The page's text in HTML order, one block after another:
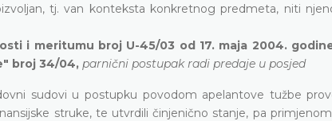
tj. van konteksta konkretnog predmeta, niti
i meritumu broj U-45/03 od 17. maja 2004.
broj 34/04, parnični postupak radi predaje u posjed
sudovi u postupku povodom apelantove tužbe
struke, te utvrdili činjenično stanje, pa